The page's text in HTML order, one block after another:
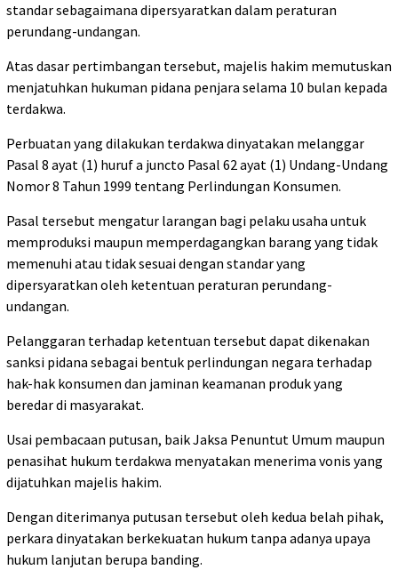
standar sebagaimana dipersyaratkan dalam peraturan
perundang-undangan.
Atas dasar pertimbangan tersebut, majelis hakim memutuskan
menjatuhkan hukuman pidana penjara selama 10 bulan kepada
terdakwa.
Perbuatan yang dilakukan terdakwa dinyatakan melanggar
Pasal 8 ayat (1) huruf a juncto Pasal 62 ayat (1) Undang-Undang
Nomor 8 Tahun 1999 tentang Perlindungan Konsumen.
Pasal tersebut mengatur larangan bagi pelaku usaha untuk
memproduksi maupun memperdagangkan barang yang tidak
memenuhi atau tidak sesuai dengan standar yang
dipersyaratkan oleh ketentuan peraturan perundang-
undangan.
Pelanggaran terhadap ketentuan tersebut dapat dikenakan
sanksi pidana sebagai bentuk perlindungan negara terhadap
hak-hak konsumen dan jaminan keamanan produk yang
beredar di masyarakat.
Usai pembacaan putusan, baik Jaksa Penuntut Umum maupun
penasihat hukum terdakwa menyatakan menerima vonis yang
dijatuhkan majelis hakim.
Dengan diterimanya putusan tersebut oleh kedua belah pihak,
perkara dinyatakan berkekuatan hukum tanpa adanya upaya
hukum lanjutan berupa banding.